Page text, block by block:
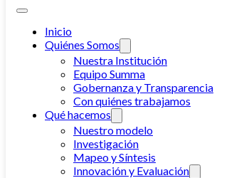
Inicio
Quiénes Somos
Nuestra Institución
Equipo Summa
Gobernanza y Transparencia
Con quiénes trabajamos
Qué hacemos
Nuestro modelo
Investigación
Mapeo y Síntesis
Innovación y Evaluación